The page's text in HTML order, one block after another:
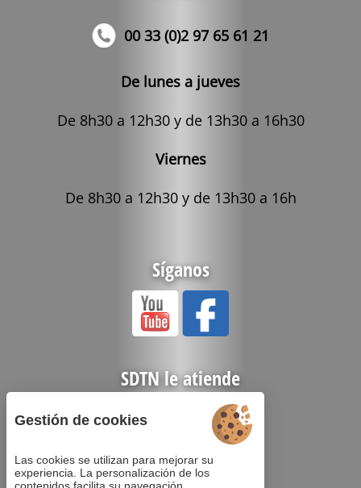
00 33 (0)2 97 65 61 21
De lunes a jueves
De 8h30 a 12h30 y de 13h30 a 16h30
Viernes
De 8h30 a 12h30 y de 13h30 a 16h
Síganos
SDTN le atiende
Gestión de cookies
Las cookies se utilizan para mejorar su
experiencia. La personalización de los